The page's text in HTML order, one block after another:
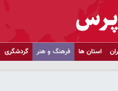
استان ها فرهنگ و هنر گردشگری